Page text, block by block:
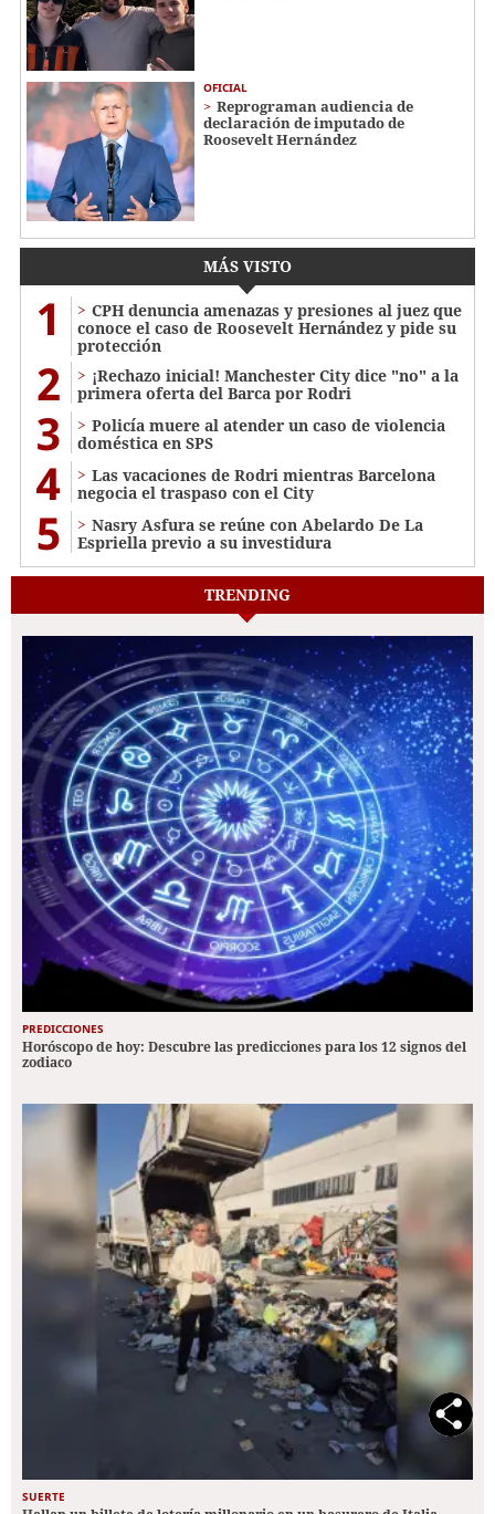
OFICIAL
Reprograman audiencia de
declaración de imputado de
Roosevelt Hernández
MÁS VISTO
1
CPH denuncia amenazas y presiones al juez que
conoce el caso de Roosevelt Hernández y pide su
protección
2
¡Rechazo inicial! Manchester City dice "no" a la
primera oferta del Barca por Rodri
3
Policía muere al atender un caso de violencia
doméstica en SPS
4
Las vacaciones de Rodri mientras Barcelona
negocia el traspaso con el City
5
Nasry Asfura se reúne con Abelardo De La
Espriella previo a su investidura
TRENDING
PREDICCIONES
Horóscopo de hoy: Descubre las predicciones para los 12 signos del
zodiaco
SUERTE